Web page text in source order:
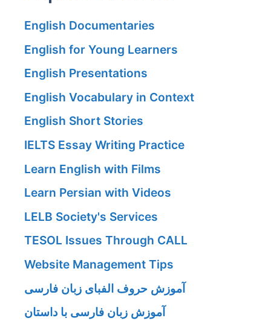
English Documentaries
English for Young Learners
English Presentations
English Vocabulary in Context
English Short Stories
IELTS Essay Writing Practice
Learn English with Films
Learn Persian with Videos
LELB Society's Services
TESOL Issues Through CALL
Website Management Tips
آموزش حروف الفبای زبان فارسی
آموزش زبان فارسی با داستان